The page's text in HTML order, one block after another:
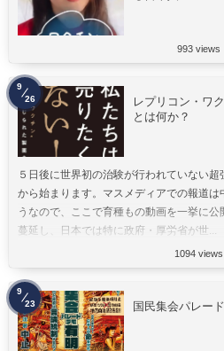
993 views
レプリコン・ワ
とは何か？
５日後に世界初の治験が行われていない
から始まります。マスメディアでの報道は
うなので、ここで育種もの動画を一挙に
蔓延し、日本では特に政府・厚労省が世...
1094 views
9
26
国民集会パレー
9
23